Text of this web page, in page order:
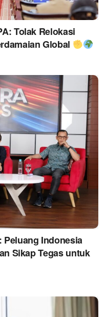
Tolak Relokasi
Global
Indonesia
Sikap Tegas untuk